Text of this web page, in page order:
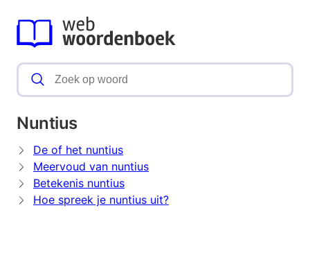
Nuntius
De of het nuntius
Meervoud van nuntius
Betekenis nuntius
Hoe spreek je nuntius uit?